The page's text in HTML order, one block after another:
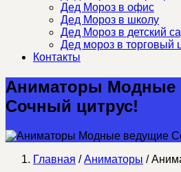
Дед Мороз в офис
Дед Мороз в школу
Дед Мороз в детский
Дед мороз в торговый
Контакты
Аниматоры Модные
Сочный цитрус!
Главная /Аниматоры /